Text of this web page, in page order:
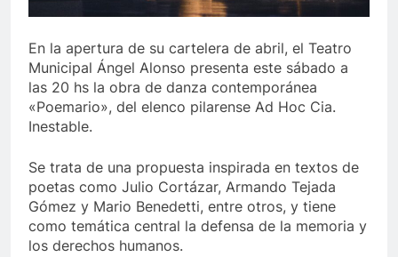
En la apertura de su cartelera de abril, el Teatro
Municipal Ángel Alonso presenta este sábado a
las 20 hs la obra de danza contemporánea
«Poemario», del elenco pilarense Ad Hoc Cia.
Inestable.
Se trata de una propuesta inspirada en textos de
poetas como Julio Cortázar, Armando Tejada
Gómez y Mario Benedetti, entre otros, y tiene
como temática central la defensa de la memoria y
los derechos humanos.